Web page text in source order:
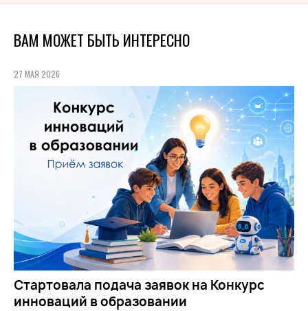
ВАМ МОЖЕТ БЫТЬ ИНТЕРЕСНО
27 МАЯ 2026
Стартовала подача заявок на Конкурс
инноваций в образовании